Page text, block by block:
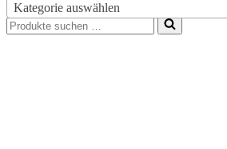
Kategorie auswählen
Suchen
nach …